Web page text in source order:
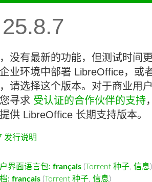
25.8.7
没有最新的功能，但测试时间更
业环境中部署 LibreOffice，或
请选择这个版本。对于商业用户
寻求 受认证的合作伙伴的支持
供 LibreOffice 长期支持版本。
发行说明
界面语言包: français (Torrent 种子, 信息)
: français (Torrent 种子, 信息)